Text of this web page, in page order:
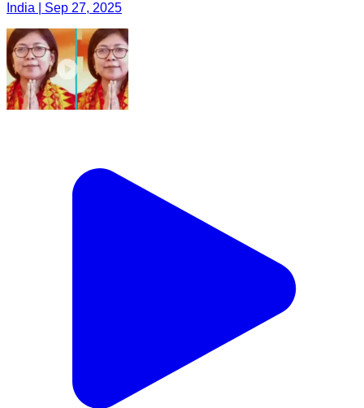
India | Sep 27, 2025